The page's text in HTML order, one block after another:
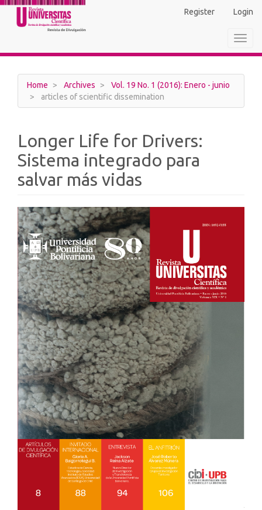
Main
Navigation
Main
Sidebar
Register Login
Home Archives
Vol. 19 No. 1 (2016): Enero - junio
articles of scientific dissemination
Longer Life for Drivers:
Sistema integrado para
salvar más vidas
Article
Sidebar